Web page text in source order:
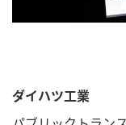
ダイハツ工業